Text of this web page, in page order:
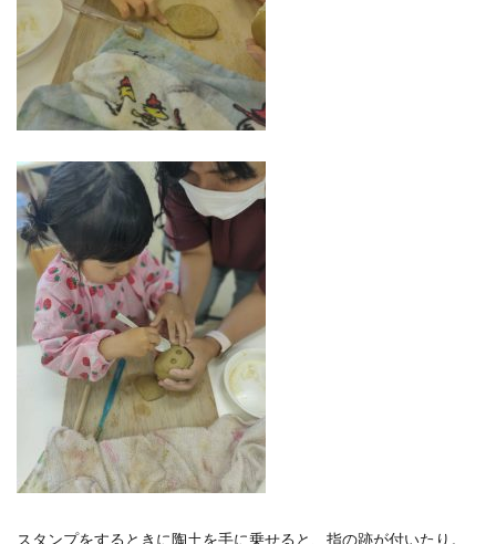
スタンプをするときに陶土を手に乗せると、指の跡が付いたり。